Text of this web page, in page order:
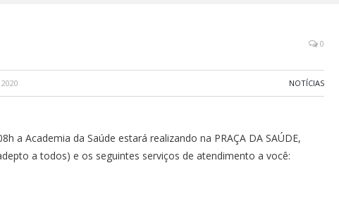
0
NOTÍCIAS
a Academia da Saúde estará realizando na PRAÇA DA SAÚDE,
a todos) e os seguintes serviços de atendimento a você: